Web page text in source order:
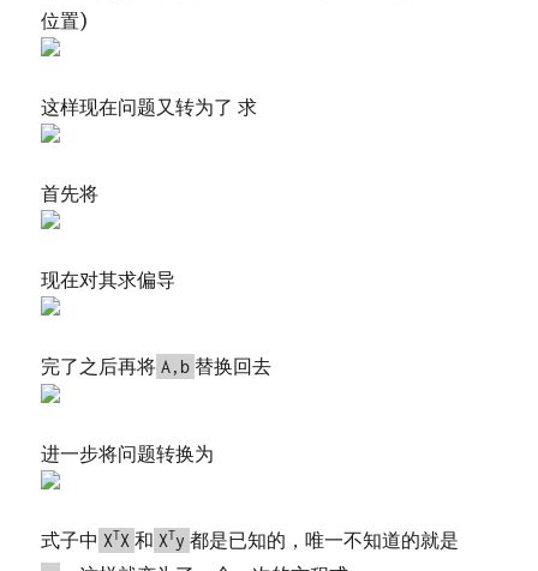
位置)
这样现在问题又转为了 求
首先将
现在对其求偏导
完了之后再将 A,b 替换回去
进一步将问题转换为
式子中 XTX 和 XTy 都是已知的，唯一不知道的就是